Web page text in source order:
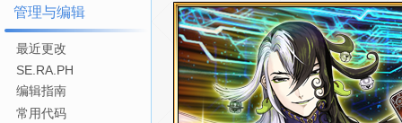
管理与编辑
最近更改
SE.RA.PH
编辑指南
常用代码